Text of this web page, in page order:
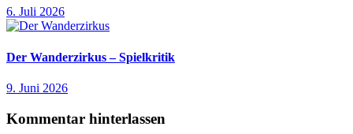
6. Juli 2026
Der Wanderzirkus – Spielkritik
9. Juni 2026
Kommentar hinterlassen